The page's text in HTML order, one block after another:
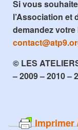
Si vous
l’Association et
demandez votre
© LES
– 2009 – 2010 –
Imprimer